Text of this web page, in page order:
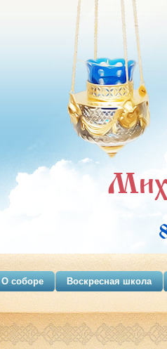
О соборе Воскресная школа